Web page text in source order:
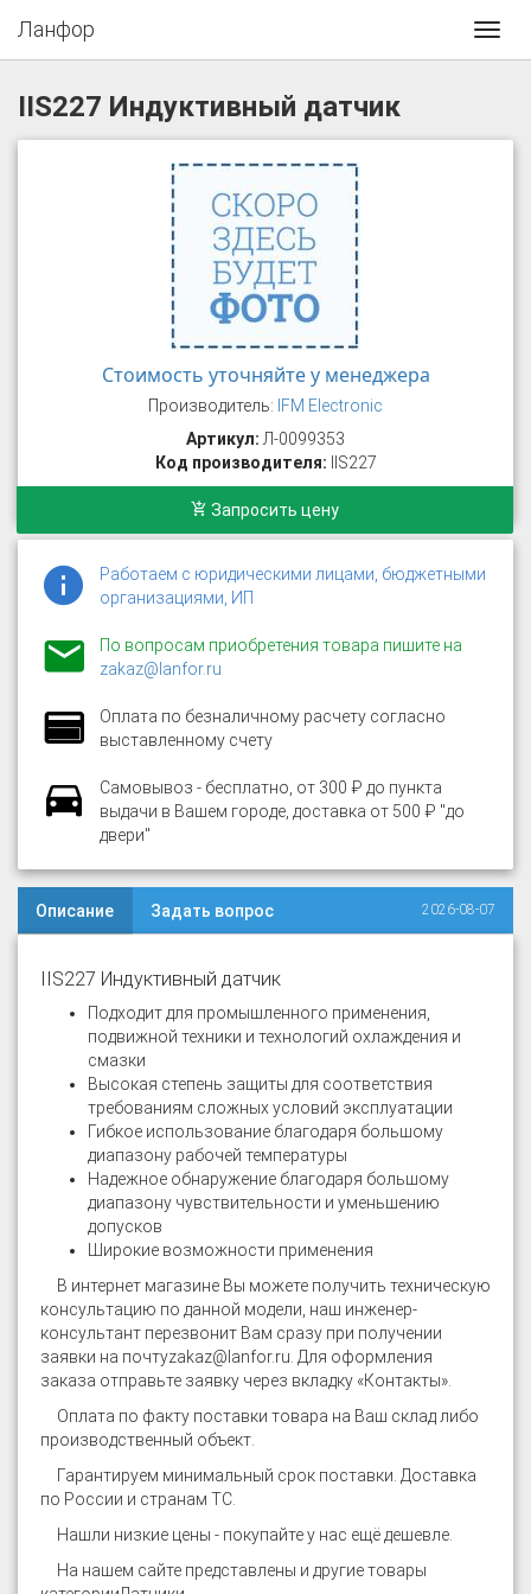
Ланфор
IIS227 Индуктивный датчик
Стоимость уточняйте у менеджера
Производитель: IFM Electronic
Артикул: Л-0099353
Код производителя: IIS227
Запросить цену
Работаем с юридическими лицами, бюджетными
организациями, ИП
По вопросам приобретения товара пишите на
zakaz@lanfor.ru
Оплата по безналичному расчету согласно
выставленному счету
Самовывоз - бесплатно, от 300 ₽ до пункта
выдачи в Вашем городе, доставка от 500 ₽ "до
двери"
Описание Задать вопрос 2026-08-07
IIS227 Индуктивный датчик
Подходит для промышленного применения,
подвижной техники и технологий охлаждения и
смазки
Высокая степень защиты для соответствия
требованиям сложных условий эксплуатации
Гибкое использование благодаря большому
диапазону рабочей температуры
Надежное обнаружение благодаря большому
диапазону чувствительности и уменьшению
допусков
Широкие возможности применения
В интернет магазине Вы можете получить техническую
консультацию по данной модели, наш инженер-
консультант перезвонит Вам сразу при получении
заявки на почтуzakaz@lanfor.ru . Для оформления
заказа отправьте заявку через вкладку «Контакты».
Оплата по факту поставки товара на Ваш склад либо
производственный объект.
Гарантируем минимальный срок поставки. Доставка
по России и странам ТС.
Нашли низкие цены - покупайте у нас ещё дешевле.
На нашем сайте представлены и другие товары